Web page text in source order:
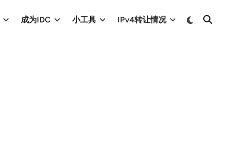
成为IDC 小工具 IPv4转让情况
Switch
Open